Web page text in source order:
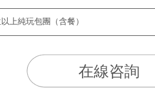
上純玩包團（含餐）
在線咨詢